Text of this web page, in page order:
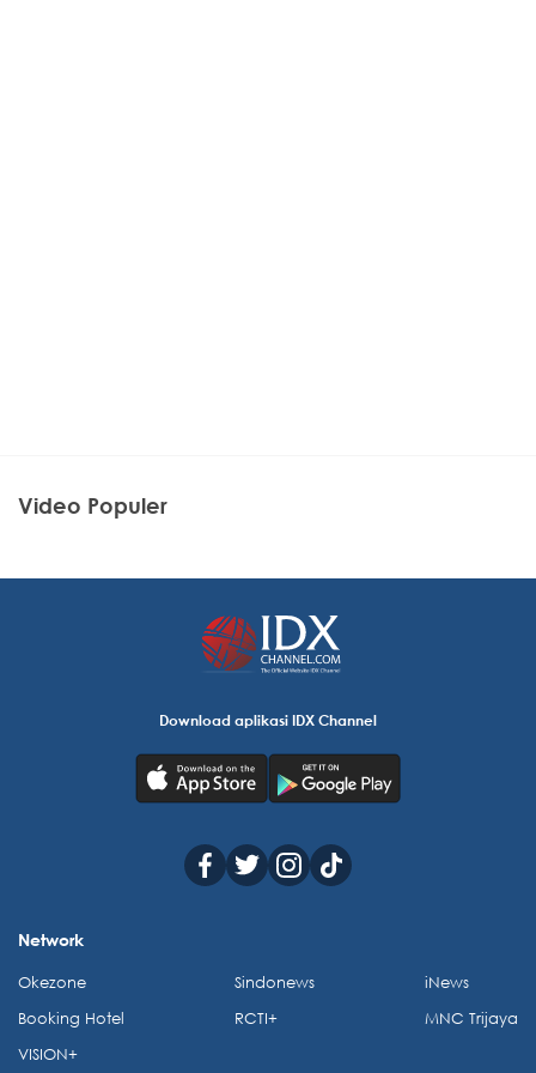
Video Populer
Download aplikasi IDX Channel
Network
Okezone
Booking Hotel
VISION+
Sindonews
RCTI+
iNews
MNC Trijaya